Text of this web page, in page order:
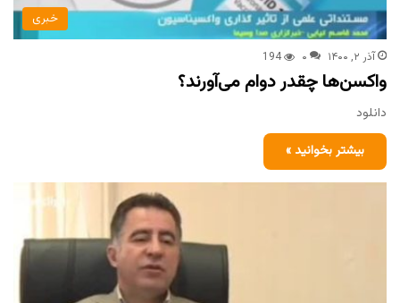
خبری
آذر ۲, ۱۴۰۰ ۰ 194
واکسن‌ها چقدر دوام می‌آورند؟
دانلود
بیشتر بخوانید »